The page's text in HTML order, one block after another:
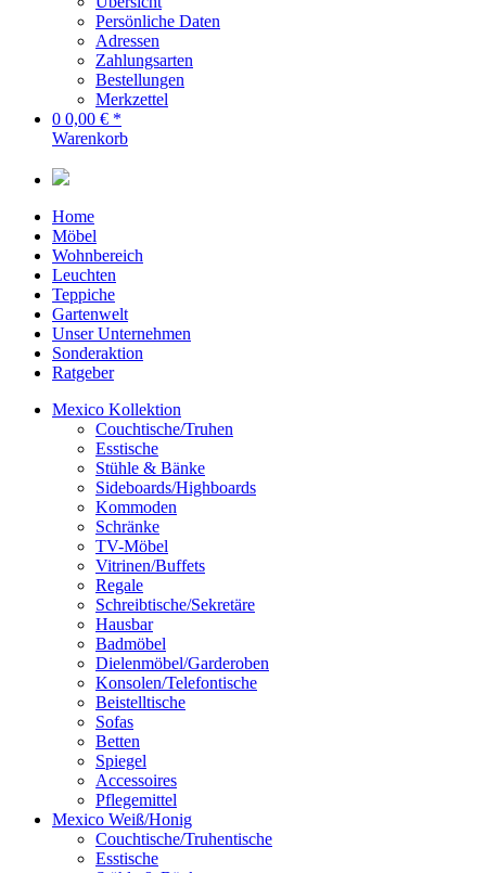
Persönliche Daten
Adressen
Zahlungsarten
Bestellungen
Merkzettel
0 0,00 € *
Warenkorb
Home
Möbel
Wohnbereich
Leuchten
Teppiche
Gartenwelt
Unser Unternehmen
Sonderaktion
Ratgeber
Mexico Kollektion
Couchtische/Truhen
Esstische
Stühle & Bänke
Sideboards/Highboards
Kommoden
Schränke
TV-Möbel
Vitrinen/Buffets
Regale
Schreibtische/Sekretäre
Hausbar
Badmöbel
Dielenmöbel/Garderoben
Konsolen/Telefontische
Beistelltische
Sofas
Betten
Spiegel
Accessoires
Pflegemittel
Mexico Weiß/Honig
Couchtische/Truhentische
Esstische